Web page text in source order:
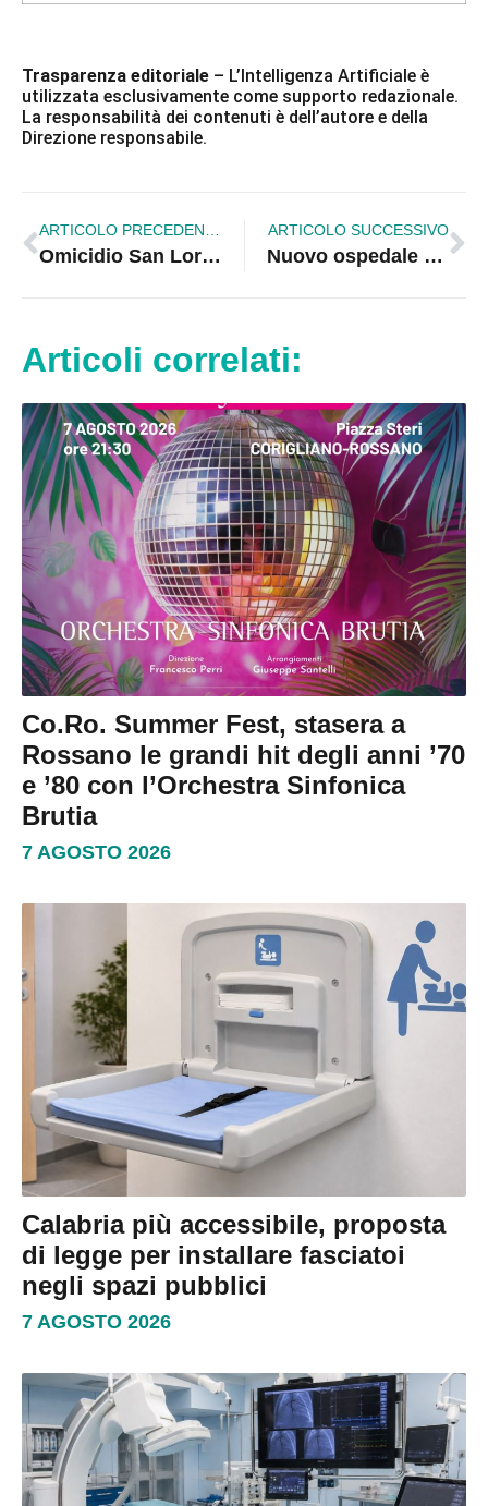
Trasparenza editoriale – L’Intelligenza Artificiale è
utilizzata esclusivamente come supporto redazionale.
La responsabilità dei contenuti è dell’autore e della
Direzione responsabile.
Omicidio San Lorenzo, Facciolla: è stata vendetta pura
ARTICOLO SUCCESSIVO
Nuovo ospedale Sibaritide, tutti i numeri
Articoli correlati:
Co.Ro. Summer Fest, stasera a
Rossano le grandi hit degli anni ’70
e ’80 con l’Orchestra Sinfonica
Brutia
7 AGOSTO 2026
Calabria più accessibile, proposta
di legge per installare fasciatoi
negli spazi pubblici
7 AGOSTO 2026